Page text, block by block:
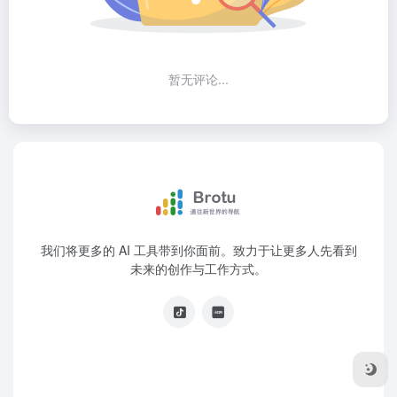
暂无评论...
我们将更多的 AI 工具带到你面前。致力于让更多人先看到
未来的创作与工作方式。